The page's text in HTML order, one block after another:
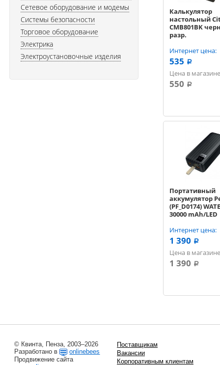
Калькулятор
настольный
CMB801BK
разр.
Интернет цена:
535 a
Цена в
550 a
Портативный
аккумулятор
(PF_D0174)
30000 mAh/LED
3.0/Type-C/2
Выход: 5A,
черный
Интернет цена:
1 390 a
Цена в
1 390 a
Сетевое оборудование и модемы
Системы безопасности
Торговое оборудование
Электрика
Электроустановочные изделия
© Квинта, Пенза, 2003–2026
Разработано в
onlinebees
Продвижение сайта
Поставщикам
Вакансии
Корпоративным клиентам